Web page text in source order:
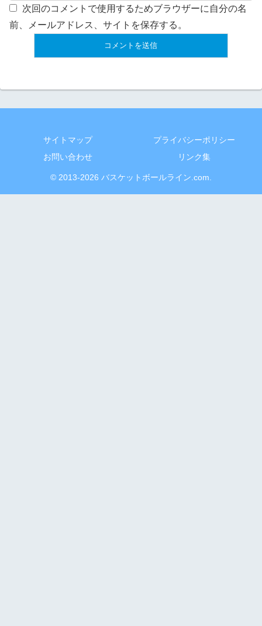
次回のコメントで使用するためブラウザーに自分の名
前、メールアドレス、サイトを保存する。
サイトマップ
プライバシーポリシー
お問い合わせ
リンク集
© 2013-2026 バスケットボールライン.com.